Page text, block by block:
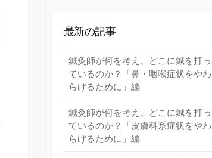
最新の記事
鍼灸師が何を考え、どこに鍼を打っ
ているのか？「鼻・咽喉症状をやわ
らげるために」編
鍼灸師が何を考え、どこに鍼を打っ
ているのか？「皮膚科系症状をやわ
らげるために」編